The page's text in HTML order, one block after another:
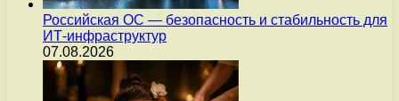
Российская ОС — безопасность и стабильность для
ИТ-инфраструктур
07.08.2026